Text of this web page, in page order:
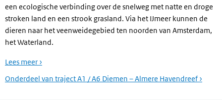
een ecologische verbinding over de snelweg met natte en droge
stroken land en een strook grasland. Via het IJmeer kunnen de
dieren naar het veenweidegebied ten noorden van Amsterdam,
het Waterland.
Lees meer ›
Onderdeel van traject A1 / A6 Diemen – Almere Havendreef ›